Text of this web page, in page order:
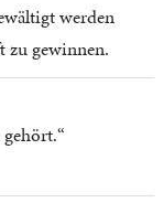
werden
zu gewinnen.